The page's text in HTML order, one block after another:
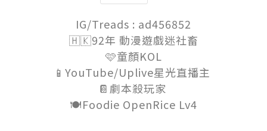
IG/Treads : ad456852
🇭🇰92年 動漫遊戲迷社畜
🩷童顏KOL
📱YouTube/Uplive星光直播主
📔劇本殺玩家
🍽️Foodie OpenRice Lv4